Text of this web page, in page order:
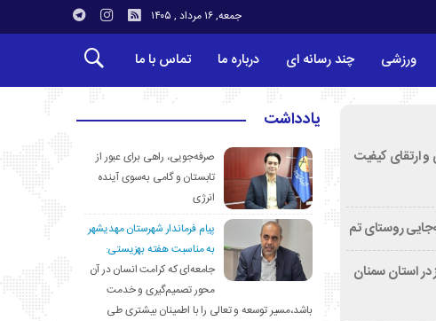
جمعه, ۱۶ مرداد , ۱۴۰۵
ورزشی چند رسانه ای درباره ما تماس با ما
ارتقای کیفیت
روستای تم
در استان سمنان
یادداشت
صرفه‌جویی، راهی برای عبور از
تابستان و گامی به‌سوی آینده
انرژی
پیام فرماندار شهرستان مهدیشهر
به مناسبت هفته بهزیستی:
جامعه‌ای که کرامت انسان در آن
محور تصمیم‌گیری و خدمت
باشد،مسیر توسعه و تعالی را با اطمینان بیشتری طی